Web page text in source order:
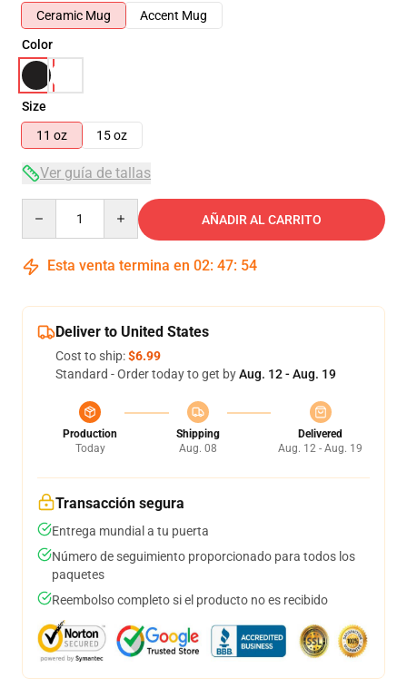
Ceramic Mug
Accent Mug
Color
Size
11 oz
15 oz
Ver guía de tallas
AÑADIR AL CARRITO
Esta venta termina en 02: 47: 54
Deliver to United States
Cost to ship:$6.99
Standard - Order today to get byAug. 12 - Aug. 19
Production
Today
Shipping
Aug. 08
Delivered
Aug. 12 - Aug. 19
Transacción segura
Entrega mundial a tu puerta
Número de seguimiento proporcionado para todos los
paquetes
Reembolso completo si el producto no es recibido